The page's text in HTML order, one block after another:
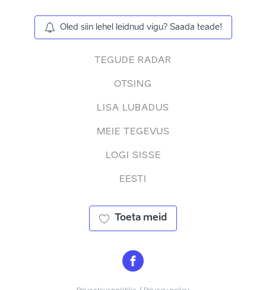
Oled siin lehel leidnud vigu? Saada teade!
TEGUDE RADAR
OTSING
LISA LUBADUS
MEIE TEGEVUS
LOGI SISSE
EESTI
Toeta meid